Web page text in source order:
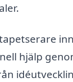
hjälp